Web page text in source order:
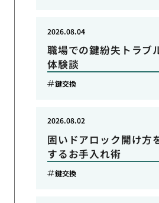
職場での鍵紛失トラブ
体験談
2026.08.04
鍵交換
固いドアロック開け方
するお手入れ術
2026.08.02
鍵交換